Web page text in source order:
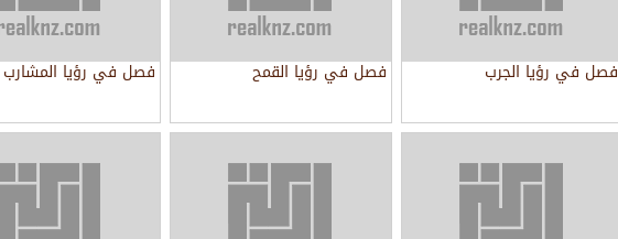
فصل في رؤيا الجرب فصل في رؤيا القمح فصل في رؤيا المشارب